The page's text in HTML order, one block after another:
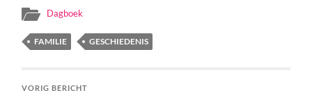
Dagboek
FAMILIE GESCHIEDENIS
VORIG BERICHT